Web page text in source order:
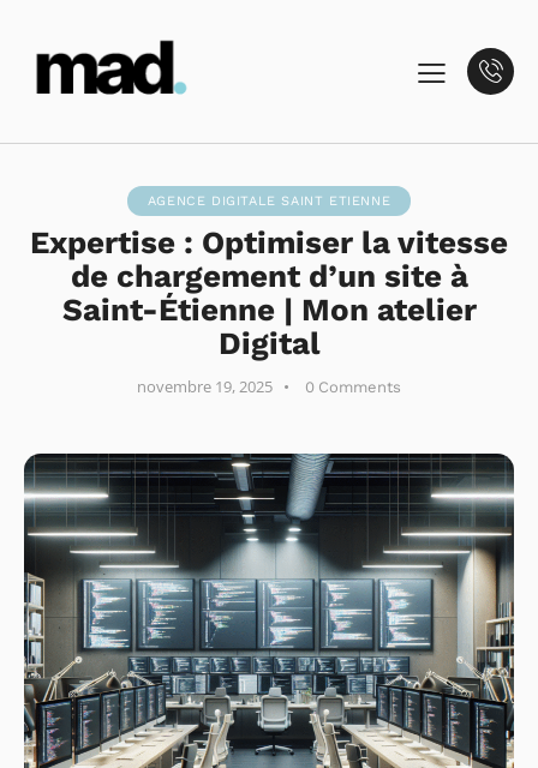
AGENCE DIGITALE SAINT ETIENNE
Expertise : Optimiser la vitesse
de chargement d’un site à
Saint-Étienne | Mon atelier
Digital
novembre 19, 2025 0 Comments